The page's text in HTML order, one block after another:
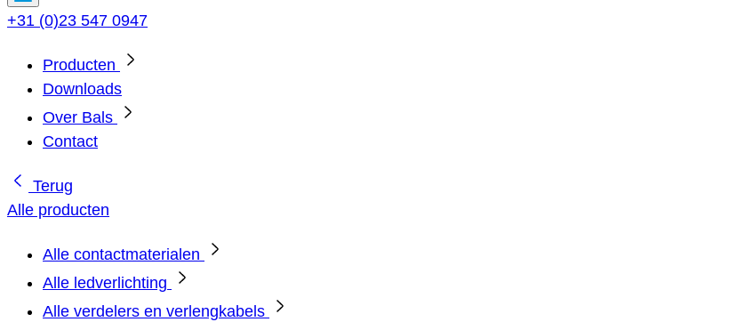
+31 (0)23 547 0947
Producten
Downloads
Over Bals
Contact
Terug
Alle producten
Alle contactmaterialen
Alle ledverlichting
Alle verdelers en verlengkabels